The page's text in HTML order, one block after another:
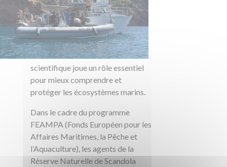
scientifique joue un rôle essentiel
pour mieux comprendre et
protéger les écosystèmes marins.
Dans le cadre du programme
FEAMPA (Fonds Européen pour les
Affaires Maritimes, la Pêche et
l’Aquaculture), les agents de la
Réserve Naturelle de Scandola